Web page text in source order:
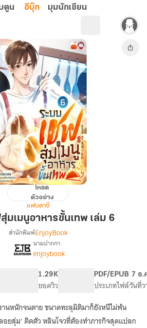
ตูน อีบุ๊ก มุมนักเขียน
บ
าร
โหลด
ตัวอย่าง
แฟนตาซี
มเมนูอาหารขั้นเทพ เล่ม 6
เรื่อง [จบ]
ระบบ
เชฟ
สุ่ม
เมนู
อาหาร
ขั้น
เทพ
สำนักพิมพ์EnjoyBook
นามปากกา
enjoybook
1.29K
ยอดวิว
PDF/EPUB
ประเภทไฟล์
7 ธ.
วันที่ว
านหนักจนตาย ขนาดทะลุมิติมาก็ยังหนีไม่พ้น
อยสุ่ม’ ติดตัว หลินโจวที่ต้องทำภารกิจสุดแปลก